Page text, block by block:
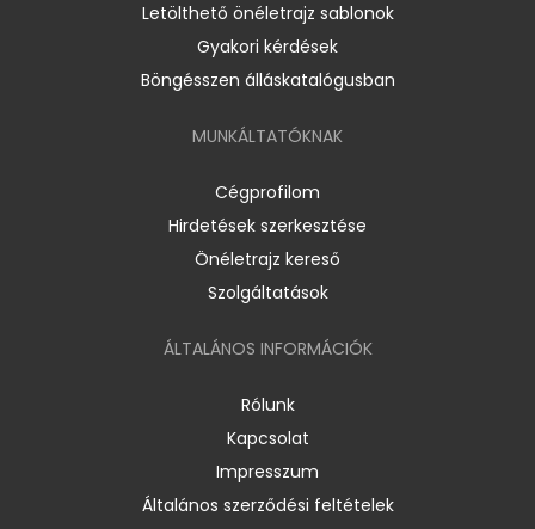
Letölthető önéletrajz sablonok
Gyakori kérdések
Böngésszen álláskatalógusban
MUNKÁLTATÓKNAK
Cégprofilom
Hirdetések szerkesztése
Önéletrajz kereső
Szolgáltatások
ÁLTALÁNOS INFORMÁCIÓK
Rólunk
Kapcsolat
Impresszum
Általános szerződési feltételek